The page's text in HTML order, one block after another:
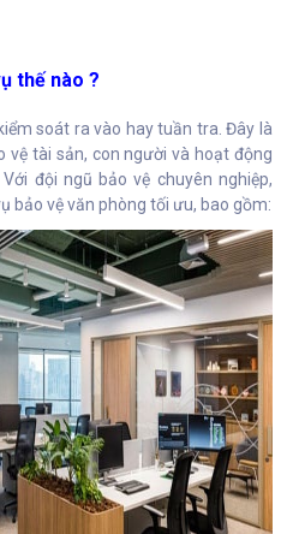
thế nào ?
soát ra vào hay tuần tra. Đây là
vệ tài sản, con người và hoạt động
đội ngũ bảo vệ chuyên nghiệp,
bảo vệ văn phòng tối ưu, bao gồm: